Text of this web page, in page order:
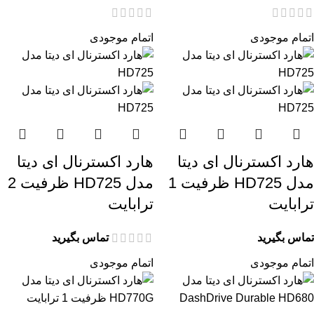
اتمام موجودی
هارد اکسترنال ای دیتا
مدل HD725 ظرفیت 1
ترابایت
تماس بگیرید
اتمام موجودی
هارد اکسترنال ای دیتا
مدل HD725 ظرفیت 2
ترابایت
تماس بگیرید
اتمام موجودی اتمام موجودی